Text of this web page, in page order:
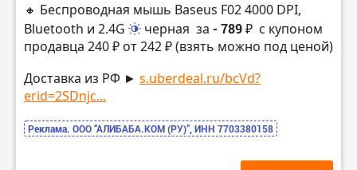
🔸 Беспроводная мышь Baseus F02 4000 DPI,
Bluetooth и 2.4G
черная за - 789 ₽ с купоном
продавца 240 ₽ от 242 ₽ (взять можно под ценой)
Доставка из РФ ► s.uberdeal.ru/bcVd?
erid=2SDnjc...
Реклама. ООО “АЛИБАБА.КОМ (РУ)”, ИНН 7703380158